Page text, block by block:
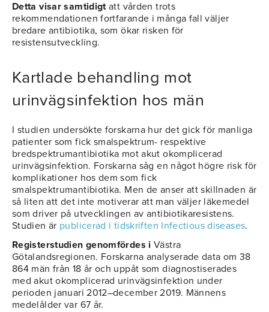
Detta visar samtidigtatt vården trots
rekommendationen fortfarande i många fall väljer
bredare antibiotika, som ökar risken för
resistensutveckling.
Kartlade behandling mot
urinvägsinfektion hos män
I studien undersökte forskarna hur det gick för manliga
patienter som fick smalspektrum- respektive
bredspektrumantibiotika mot akut okomplicerad
urinvägsinfektion. Forskarna såg en något högre risk för
komplikationer hos dem som fick
smalspektrumantibiotika. Men de anser att skillnaden är
så liten att det inte motiverar att man väljer läkemedel
som driver på utvecklingen av antibiotikaresistens.
Studien är publicerad i tidskriften Infectious diseases.
Registerstudien genomfördes i Västra
Götalandsregionen. Forskarna analyserade data om 38
864 män från 18 år och uppåt som diagnostiserades
med akut okomplicerad urinvägsinfektion under
perioden januari 2012–december 2019. Männens
medelålder var 67 år.